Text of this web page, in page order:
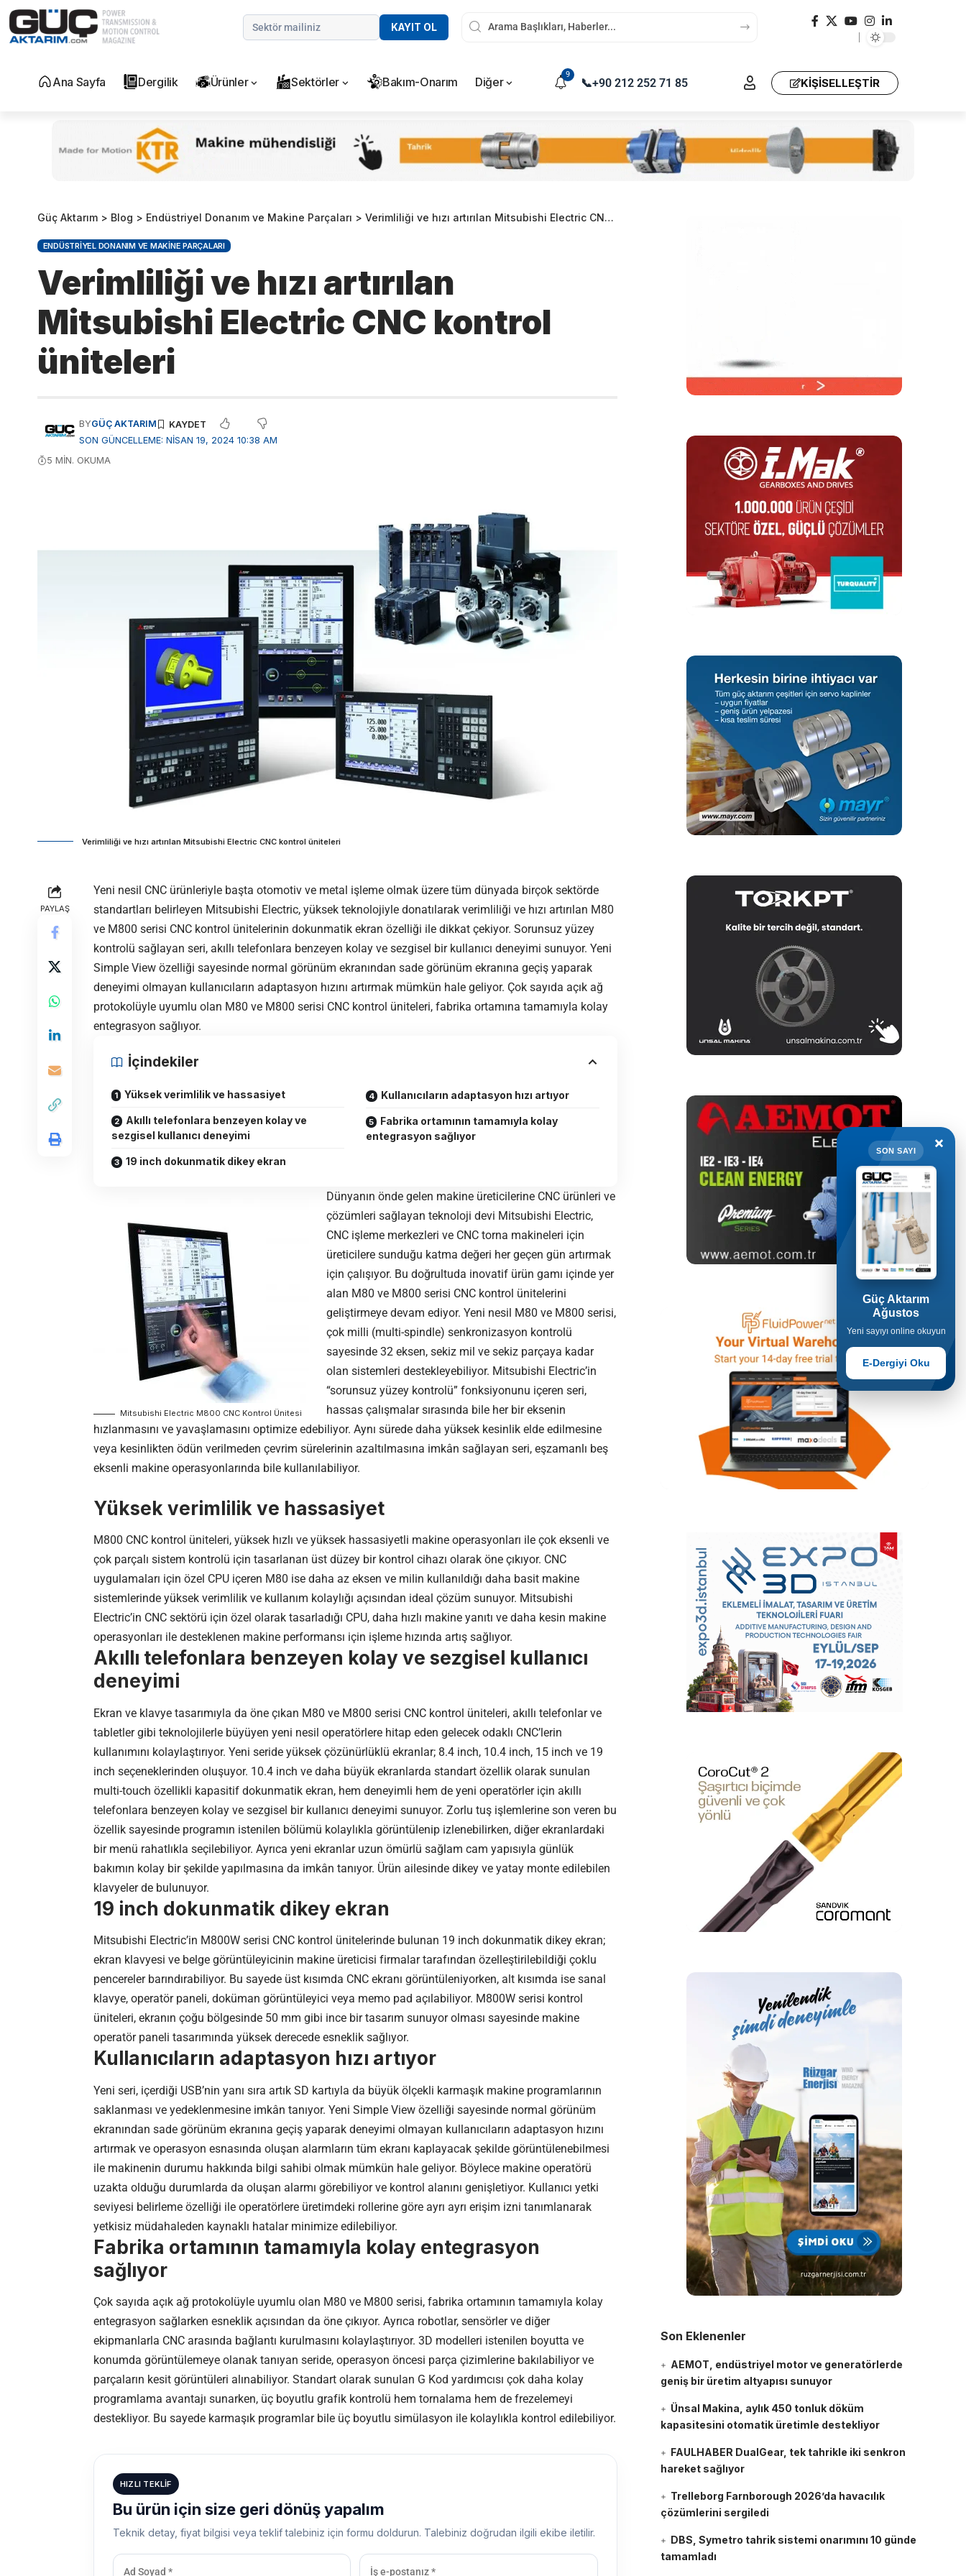
KAYIT OL
Ana Sayfa Dergilik Ürünler Sektörler Bakım-Onarım Diğer
9
📞+90 212 252 71 85 KIŞISELLEŞTIR
Güç Aktarım > Blog > Endüstriyel Donanım ve Makine Parçaları > Verimliliği ve hızı artırılan Mitsubishi Electric CNC kontrol üniteleri
ENDÜSTRIYEL DONANIM VE MAKINE PARÇALARI
Verimliliği ve hızı artırılan
Mitsubishi Electric CNC kontrol
üniteleri
SON GÜNCELLEME: NISAN 19, 2024 10:38 AM
BYGÜÇ AKTARIM
5 MIN. OKUMA
Verimliliği ve hızı artırılan Mitsubishi Electric CNC kontrol üniteleri
PAYLAŞ
Yeni nesil CNC ürünleriyle başta otomotiv ve metal işleme olmak üzere tüm dünyada birçok sektörde
standartları belirleyen Mitsubishi Electric, yüksek teknolojiyle donatılarak verimliliği ve hızı artırılan M80
ve M800 serisi CNC kontrol ünitelerinin dokunmatik ekran özelliği ile dikkat çekiyor. Sorunsuz yüzey
kontrolü sağlayan seri, akıllı telefonlara benzeyen kolay ve sezgisel bir kullanıcı deneyimi sunuyor. Yeni
Simple View özelliği sayesinde normal görünüm ekranından sade görünüm ekranına geçiş yaparak
deneyimi olmayan kullanıcıların adaptasyon hızını artırmak mümkün hale geliyor. Çok sayıda açık ağ
protokolüyle uyumlu olan M80 ve M800 serisi CNC kontrol üniteleri, fabrika ortamına tamamıyla kolay
entegrasyon sağlıyor.
İçindekiler
Yüksek verimlilik ve hassasiyet
Akıllı telefonlara benzeyen kolay ve
sezgisel kullanıcı deneyimi
19 inch dokunmatik dikey ekran
Kullanıcıların adaptasyon hızı artıyor
Fabrika ortamının tamamıyla kolay
entegrasyon sağlıyor
Mitsubishi Electric M800 CNC Kontrol Ünitesi
Dünyanın önde gelen makine üreticilerine CNC ürünleri ve
çözümleri sağlayan teknoloji devi Mitsubishi Electric,
CNC işleme merkezleri ve CNC torna makineleri için
üreticilere sunduğu katma değeri her geçen gün artırmak
için çalışıyor. Bu doğrultuda inovatif ürün gamı içinde yer
alan M80 ve M800 serisi CNC kontrol ünitelerini
geliştirmeye devam ediyor. Yeni nesil M80 ve M800 serisi,
çok milli (multi-spindle) senkronizasyon kontrolü
sayesinde 32 eksen, sekiz mil ve sekiz parçaya kadar
olan sistemleri destekleyebiliyor. Mitsubishi Electric’in
“sorunsuz yüzey kontrolü” fonksiyonunu içeren seri,
hassas çalışmalar sırasında bile her bir eksenin
hızlanmasını ve yavaşlamasını optimize edebiliyor. Aynı sürede daha yüksek kesinlik elde edilmesine
veya kesinlikten ödün verilmeden çevrim sürelerinin azaltılmasına imkân sağlayan seri, eşzamanlı beş
eksenli makine operasyonlarında bile kullanılabiliyor.
Yüksek verimlilik ve hassasiyet
M800 CNC kontrol üniteleri, yüksek hızlı ve yüksek hassasiyetli makine operasyonları ile çok eksenli ve
çok parçalı sistem kontrolü için tasarlanan üst düzey bir kontrol cihazı olarak öne çıkıyor. CNC
uygulamaları için özel CPU içeren M80 ise daha az eksen ve milin kullanıldığı daha basit makine
sistemlerinde yüksek verimlilik ve kullanım kolaylığı açısından ideal çözüm sunuyor. Mitsubishi
Electric’in CNC sektörü için özel olarak tasarladığı CPU, daha hızlı makine yanıtı ve daha kesin makine
operasyonları ile desteklenen makine performansı için işleme hızında artış sağlıyor.
Akıllı telefonlara benzeyen kolay ve sezgisel kullanıcı
deneyimi
Ekran ve klavye tasarımıyla da öne çıkan M80 ve M800 serisi CNC kontrol üniteleri, akıllı telefonlar ve
tabletler gibi teknolojilerle büyüyen yeni nesil operatörlere hitap eden gelecek odaklı CNC’lerin
kullanımını kolaylaştırıyor. Yeni seride yüksek çözünürlüklü ekranlar; 8.4 inch, 10.4 inch, 15 inch ve 19
inch seçeneklerinden oluşuyor. 10.4 inch ve daha büyük ekranlarda standart özellik olarak sunulan
multi-touch özellikli kapasitif dokunmatik ekran, hem deneyimli hem de yeni operatörler için akıllı
telefonlara benzeyen kolay ve sezgisel bir kullanıcı deneyimi sunuyor. Zorlu tuş işlemlerine son veren bu
özellik sayesinde programın istenilen bölümü kolaylıkla görüntülenip izlenebilirken, diğer ekranlardaki
bir menü rahatlıkla seçilebiliyor. Ayrıca yeni ekranlar uzun ömürlü sağlam cam yapısıyla günlük
bakımın kolay bir şekilde yapılmasına da imkân tanıyor. Ürün ailesinde dikey ve yatay monte edilebilen
klavyeler de bulunuyor.
19 inch dokunmatik dikey ekran
Mitsubishi Electric’in M800W serisi CNC kontrol ünitelerinde bulunan 19 inch dokunmatik dikey ekran;
ekran klavyesi ve belge görüntüleyicinin makine üreticisi firmalar tarafından özelleştirilebildiği çoklu
pencereler barındırabiliyor. Bu sayede üst kısımda CNC ekranı görüntüleniyorken, alt kısımda ise sanal
klavye, operatör paneli, doküman görüntüleyici veya memo pad açılabiliyor. M800W serisi kontrol
üniteleri, ekranın çoğu bölgesinde 50 mm gibi ince bir tasarım sunuyor olması sayesinde makine
operatör paneli tasarımında yüksek derecede esneklik sağlıyor.
Kullanıcıların adaptasyon hızı artıyor
Yeni seri, içerdiği USB’nin yanı sıra artık SD kartıyla da büyük ölçekli karmaşık makine programlarının
saklanması ve yedeklenmesine imkân tanıyor. Yeni Simple View özelliği sayesinde normal görünüm
ekranından sade görünüm ekranına geçiş yaparak deneyimi olmayan kullanıcıların adaptasyon hızını
artırmak ve operasyon esnasında oluşan alarmların tüm ekranı kaplayacak şekilde görüntülenebilmesi
ile makinenin durumu hakkında bilgi sahibi olmak mümkün hale geliyor. Böylece makine operatörü
uzakta olduğu durumlarda da oluşan alarmı görebiliyor ve kontrol alanını genişletiyor. Kullanıcı yetki
seviyesi belirleme özelliği ile operatörlere üretimdeki rollerine göre ayrı ayrı erişim izni tanımlanarak
yetkisiz müdahaleden kaynaklı hatalar minimize edilebiliyor.
Fabrika ortamının tamamıyla kolay entegrasyon
sağlıyor
Çok sayıda açık ağ protokolüyle uyumlu olan M80 ve M800 serisi, fabrika ortamının tamamıyla kolay
entegrasyon sağlarken esneklik açısından da öne çıkıyor. Ayrıca robotlar, sensörler ve diğer
ekipmanlarla CNC arasında bağlantı kurulmasını kolaylaştırıyor. 3D modelleri istenilen boyutta ve
konumda görüntülemeye olanak tanıyan seride, operasyon öncesi parça çizimlerine bakılabiliyor ve
parçaların kesit görüntüleri alınabiliyor. Standart olarak sunulan G Kod yardımcısı çok daha kolay
programlama avantajı sunarken, üç boyutlu grafik kontrolü hem tornalama hem de frezelemeyi
destekliyor. Bu sayede karmaşık programlar bile üç boyutlu simülasyon ile kolaylıkla kontrol edilebiliyor.
HIZLI TEKLIF
Bu ürün için size geri dönüş yapalım
Teknik detay, fiyat bilgisi veya teklif talebiniz için formu doldurun. Talebiniz doğrudan ilgili ekibe iletilir.
Son Eklenenler
AEMOT, endüstriyel motor ve generatörlerde
geniş bir üretim altyapısı sunuyor
Ünsal Makina, aylık 450 tonluk döküm
kapasitesini otomatik üretimle destekliyor
FAULHABER DualGear, tek tahrikle iki senkron
hareket sağlıyor
Trelleborg Farnborough 2026’da havacılık
çözümlerini sergiledi
DBS, Symetro tahrik sistemi onarımını 10 günde
tamamladı
×
SON SAYI
Güç Aktarım
Ağustos
Yeni sayıyı online okuyun
E-Dergiyi Oku